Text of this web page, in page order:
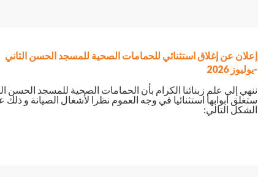
إعلان عن إغلاق استثنائي للحمامات الصحية للمسجد الحسن الثاني
-يوليوز 2026
ننهي إلى علم زبنائنا الكرام بأن الحمامات الصحية للمسجد الحسن
ستغلق أبوابها استثنائيا في وجه العموم نظرا لأشغال الصيانة و ذلك
الشكل التالي: